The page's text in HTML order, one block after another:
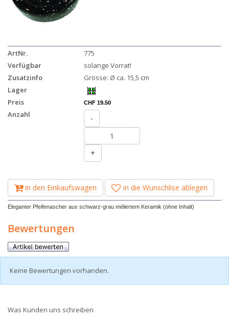
ArtNr.
775
Verfügbar
solange Vorrat!
Zusatzinfo
Grösse: Ø ca. 15,5 cm
Lager
Preis
CHF 19.50
Anzahl -
+
in den Einkaufswagen in die Wunschlise ablegen
Eleganter Pfeifenascher aus schwarz-grau méliertem Keramik (ohne Inhalt)
Bewertungen
Keine Bewertungen vorhanden.
Was Kunden uns schreiben